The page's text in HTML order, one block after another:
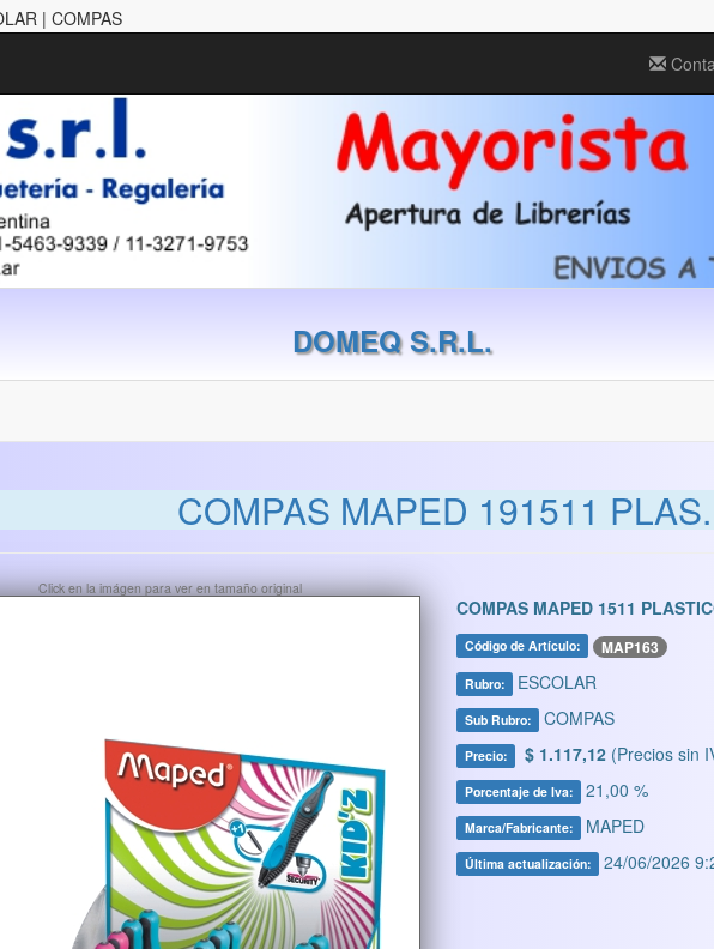
| COMPAS
DOMEQ S.R.L.
COMPAS MAPED 191511
Click en la imágen para ver en tamaño original
COMPAS MAPED 1511
Código de Artículo: MAP163
Rubro: ESCOLAR
Sub Rubro: COMPAS
Precio: $ 1.117,12 (Precios sin
Porcentaje de Iva: 21,00 %
Marca/Fabricante: MAPED
Última actualización: 24/06/2026